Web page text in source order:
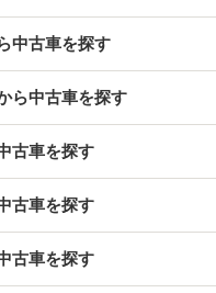
中古車を探す
ら中古車を探す
古車を探す
古車を探す
古車を探す